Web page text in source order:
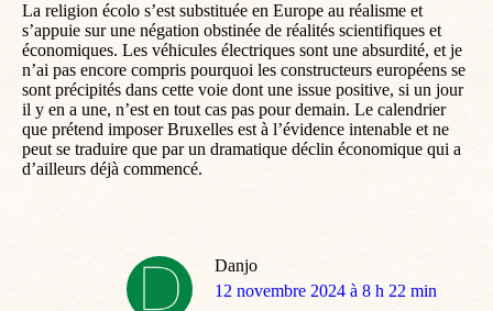
La religion écolo s’est substituée en Europe au réalisme et
s’appuie sur une négation obstinée de réalités scientifiques et
économiques. Les véhicules électriques sont une absurdité, et je
n’ai pas encore compris pourquoi les constructeurs européens se
sont précipités dans cette voie dont une issue positive, si un jour
il y en a une, n’est en tout cas pas pour demain. Le calendrier
que prétend imposer Bruxelles est à l’évidence intenable et ne
peut se traduire que par un dramatique déclin économique qui a
d’ailleurs déjà commencé.
Danjo
dit
12 novembre 2024 à 8 h 22 min